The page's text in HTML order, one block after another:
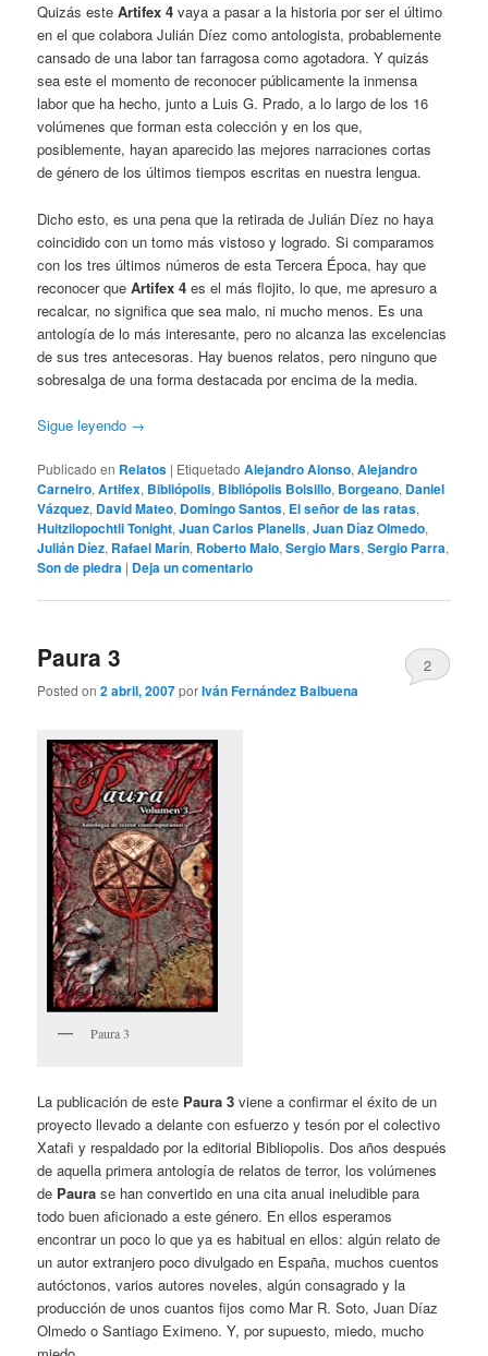
Quizás esteArtifex 4 vaya a pasar a la historia por ser el último
en el que colabora Julián Díez como antologista, probablemente
cansado de una labor tan farragosa como agotadora. Y quizás
sea este el momento de reconocer públicamente la inmensa
labor que ha hecho, junto a Luis G. Prado, a lo largo de los 16
volúmenes que forman esta colección y en los que,
posiblemente, hayan aparecido las mejores narraciones cortas
de género de los últimos tiempos escritas en nuestra lengua.
Dicho esto, es una pena que la retirada de Julián Díez no haya
coincidido con un tomo más vistoso y logrado. Si comparamos
con los tres últimos números de esta Tercera Época, hay que
reconocer queArtifex 4 es el más flojito, lo que, me apresuro a
recalcar, no significa que sea malo, ni mucho menos. Es una
antología de lo más interesante, pero no alcanza las excelencias
de sus tres antecesoras. Hay buenos relatos, pero ninguno que
sobresalga de una forma destacada por encima de la media.
Sigue leyendo →
Publicado en Relatos | Etiquetado Alejandro Alonso,Alejandro
Carneiro,Artifex, Bibliópolis, Bibliópolis Bolsillo, Borgeano, Daniel
Vázquez, David Mateo, Domingo Santos, El señor de las ratas,
Huitzilopochtli Tonight,Juan Carlos Planells,Juan Díaz Olmedo,
Julián Díez, Rafael Marín, Roberto Malo,Sergio Mars,Sergio Parra,
Son de piedra | Deja un comentario
Paura 3
Posted on2 abril, 2007porIván Fernández Balbuena
2
Paura 3
La publicación de este Paura 3 viene a confirmar el éxito de un
proyecto llevado a delante con esfuerzo y tesón por el colectivo
Xatafi y respaldado por la editorial Bibliopolis. Dos años después
de aquella primera antología de relatos de terror, los volúmenes
de Paura se han convertido en una cita anual ineludible para
todo buen aficionado a este género. En ellos esperamos
encontrar un poco lo que ya es habitual en ellos: algún relato de
un autor extranjero poco divulgado en España, muchos cuentos
autóctonos, varios autores noveles, algún consagrado y la
producción de unos cuantos fijos como Mar R. Soto, Juan Díaz
Olmedo o Santiago Eximeno. Y, por supuesto, miedo, mucho